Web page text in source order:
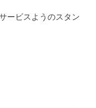
ービスようのスタン